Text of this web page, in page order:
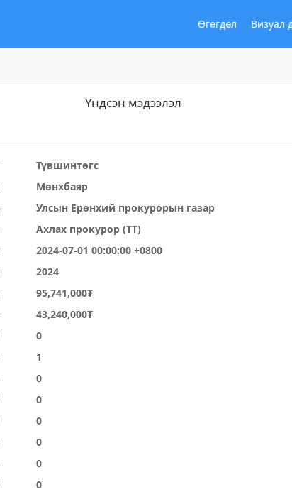
Өгөгдөл Визуал
Үндсэн мэдээлэл
Түвшинтөгс
Мөнхбаяр
Улсын Ерөнхий прокурорын газар
Ахлах прокурор (ТТ)
2024-07-01 00:00:00 +0800
2024
95,741,000₮
43,240,000₮
0
1
0
0
0
0
0
0